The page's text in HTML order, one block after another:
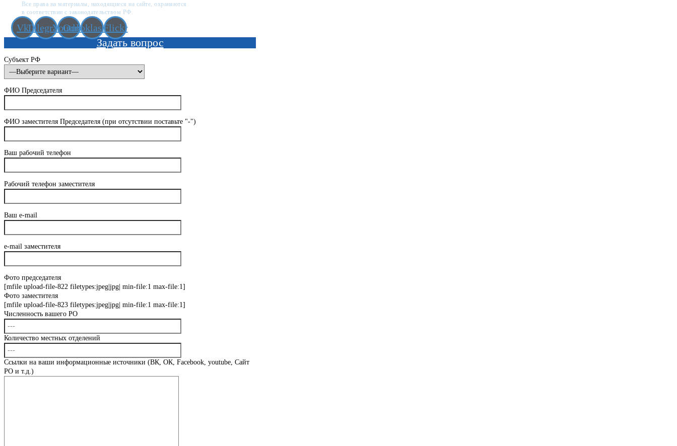
Все права на материалы, находящиеся на сайте, охраняются
в соответствии с законодательством РФ.
VkTelegramYoutube
Odnoklassniki
Flickr
Задать вопрос
Субъект РФ
ФИО Председателя
ФИО заместителя Председателя (при отсутствии поставьте "-")
Ваш рабочий телефон
Рабочий телефон заместителя
Ваш e-mail
e-mail заместителя
Фото председателя
[mfile upload-file-822 filetypes:jpeg|jpg| min-file:1 max-file:1]
Фото заместителя
[mfile upload-file-823 filetypes:jpeg|jpg| min-file:1 max-file:1]
Численность вашего РО
Количество местных отделений
Ссылки на ваши информационные источники (ВК, ОК, Facebook, youtube, Сайт
РО и т.д.)